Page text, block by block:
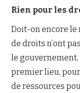
Rien pour les
Doit-on encore le
de droits n’ont
le
premier lieu, pour
de ressources